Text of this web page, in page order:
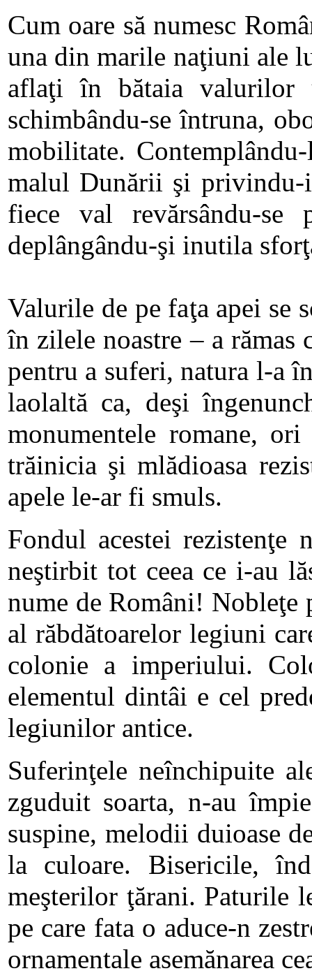
Cum oare să numesc
una din marile naţiuni ale
aflaţi în bătaia valurilor
schimbându-se întruna,
mobilitate.
malul Dunării şi privindu-i
fiece val revărsându-
deplângându-şi inutila
Valurile de pe faţa apei se
în zilele noastre – a rămas
pentru a suferi, natura l-a
laolaltă ca, deşi
monumentele romane,
trăinicia şi mlădioasa
apele le-ar fi smuls.
Fondul acestei
neştirbit tot ceea ce i-au
nume de Români!
al răbdătoarelor legiuni
colonie a imperiului.
elementul dintâi e cel
legiunilor antice.
Suferinţele neînchipuite
zguduit soarta, n-au
suspine, melodii duioase
la culoare. Bisericile,
meşterilor ţărani. Paturile
pe care fata o aduce-n
ornamentale asemănarea